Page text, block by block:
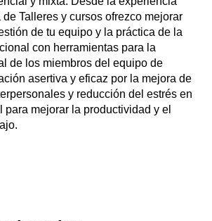
Talleres y cursos ofrezco mejorar
de tu equipo y la práctica de la
con herramientas para la
de los miembros del equipo de
asertiva y eficaz por la mejora de
y reducción del estrés en
para mejorar la productividad y el